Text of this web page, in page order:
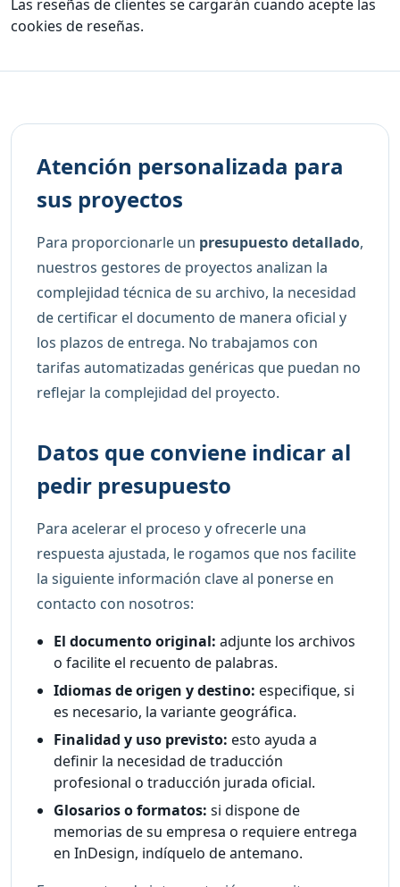
Las reseñas de clientes se cargarán cuando acepte las
cookies de reseñas.
Atención personalizada para
sus proyectos
Para proporcionarle un presupuesto detallado,
nuestros gestores de proyectos analizan la
complejidad técnica de su archivo, la necesidad
de certificar el documento de manera oficial y
los plazos de entrega. No trabajamos con
tarifas automatizadas genéricas que puedan no
reflejar la complejidad del proyecto.
Datos que conviene indicar al
pedir presupuesto
Para acelerar el proceso y ofrecerle una
respuesta ajustada, le rogamos que nos facilite
la siguiente información clave al ponerse en
contacto con nosotros:
El documento original: adjunte los archivos
o facilite el recuento de palabras.
Idiomas de origen y destino: especifique, si
es necesario, la variante geográfica.
Finalidad y uso previsto: esto ayuda a
definir la necesidad de traducción
profesional o traducción jurada oficial.
Glosarios o formatos: si dispone de
memorias de su empresa o requiere entrega
en InDesign, indíquelo de antemano.